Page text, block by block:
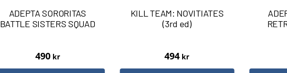
ADEPTA SORORITAS
BATTLE SISTERS SQUAD
490kr
KILL TEAM: NOVITIATES
(3rd ed)
494 kr